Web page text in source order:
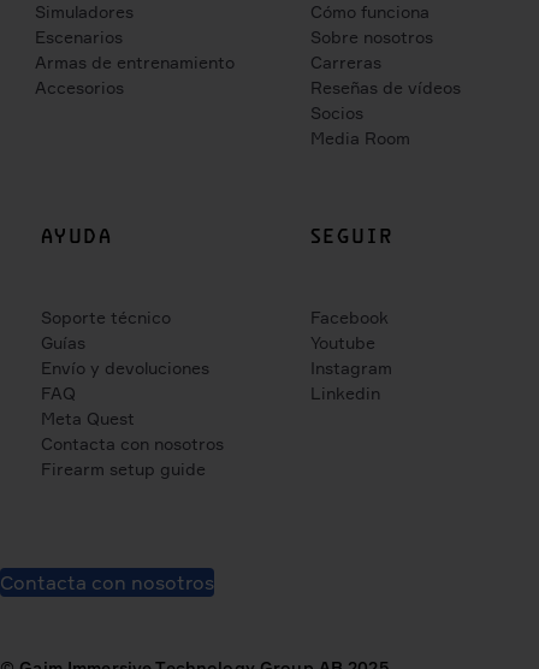
Simuladores
Escenarios
Armas de entrenamiento
Accesorios
Cómo funciona
Sobre nosotros
Carreras
Reseñas de vídeos
Socios
Media Room
AYUDA
Soporte técnico
Guías
Envío y devoluciones
FAQ
Meta Quest
Contacta con nosotros
Firearm setup guide
SEGUIR
Facebook
Youtube
Instagram
Linkedin
Contacta con nosotros